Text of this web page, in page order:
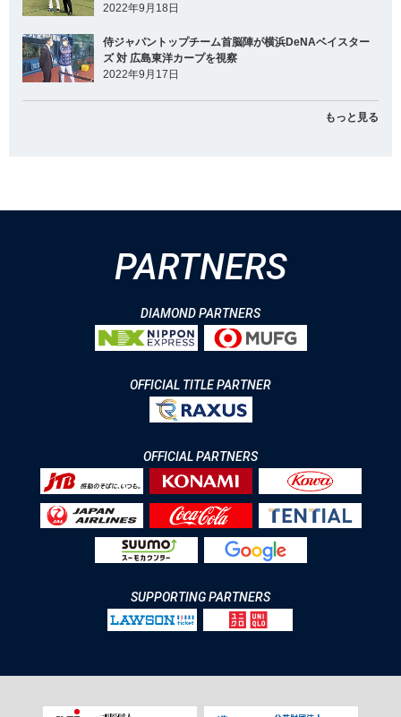
2022年9月18日
侍ジャパントップチーム首脳陣が横浜DeNAベイスター
ズ 対 広島東洋カープを視察
2022年9月17日
もっと見る
PARTNERS
DIAMOND PARTNERS
OFFICIAL TITLE PARTNER
OFFICIAL PARTNERS
SUPPORTING PARTNERS